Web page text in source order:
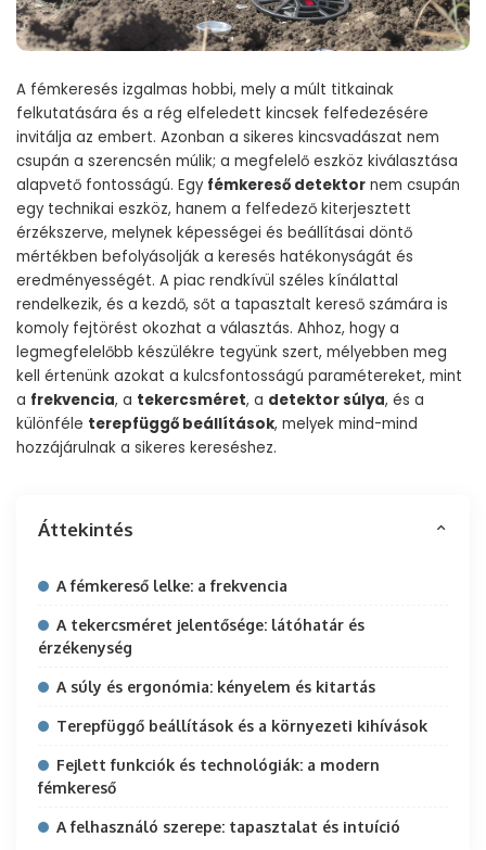
A fémkeresés izgalmas hobbi, mely a múlt titkainak
felkutatására és a rég elfeledett kincsek felfedezésére
invitálja az embert. Azonban a sikeres kincsvadászat nem
csupán a szerencsén múlik; a megfelelő eszköz kiválasztása
alapvető fontosságú. Egy fémkereső detektor nem csupán
egy technikai eszköz, hanem a felfedező kiterjesztett
érzékszerve, melynek képességei és beállításai döntő
mértékben befolyásolják a keresés hatékonyságát és
eredményességét. A piac rendkívül széles kínálattal
rendelkezik, és a kezdő, sőt a tapasztalt kereső számára is
komoly fejtörést okozhat a választás. Ahhoz, hogy a
legmegfelelőbb készülékre tegyünk szert, mélyebben meg
kell értenünk azokat a kulcsfontosságú paramétereket, mint
a frekvencia, a tekercsméret, a detektor súlya, és a
különféle terepfüggő beállítások, melyek mind-mind
hozzájárulnak a sikeres kereséshez.
Áttekintés
A fémkereső lelke: a frekvencia
A tekercsméret jelentősége: látóhatár és
érzékenység
A súly és ergonómia: kényelem és kitartás
Terepfüggő beállítások és a környezeti kihívások
Fejlett funkciók és technológiák: a modern
fémkereső
A felhasználó szerepe: tapasztalat és intuíció